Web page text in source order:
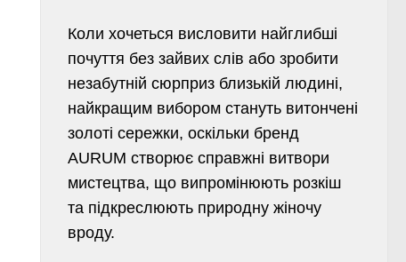
Коли хочеться висловити найглибші
почуття без зайвих слів або зробити
незабутній сюрприз близькій людині,
найкращим вибором стануть витончені
золоті сережки, оскільки бренд
AURUM створює справжні витвори
мистецтва, що випромінюють розкіш
та підкреслюють природну жіночу
вроду.